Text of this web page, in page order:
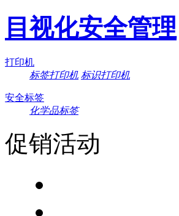
目视化安全管理
打印机
标签打印机 标识打印机
安全标签
化学品标签
促销活动